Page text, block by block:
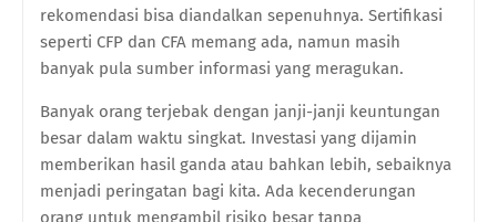
rekomendasi bisa diandalkan sepenuhnya. Sertifikasi
seperti CFP dan CFA memang ada, namun masih
banyak pula sumber informasi yang meragukan.
Banyak orang terjebak dengan janji-janji keuntungan
besar dalam waktu singkat. Investasi yang dijamin
memberikan hasil ganda atau bahkan lebih, sebaiknya
menjadi peringatan bagi kita. Ada kecenderungan
orang untuk mengambil risiko besar tanpa